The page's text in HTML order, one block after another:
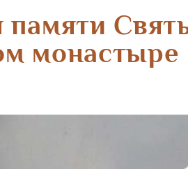
памяти
монастыре